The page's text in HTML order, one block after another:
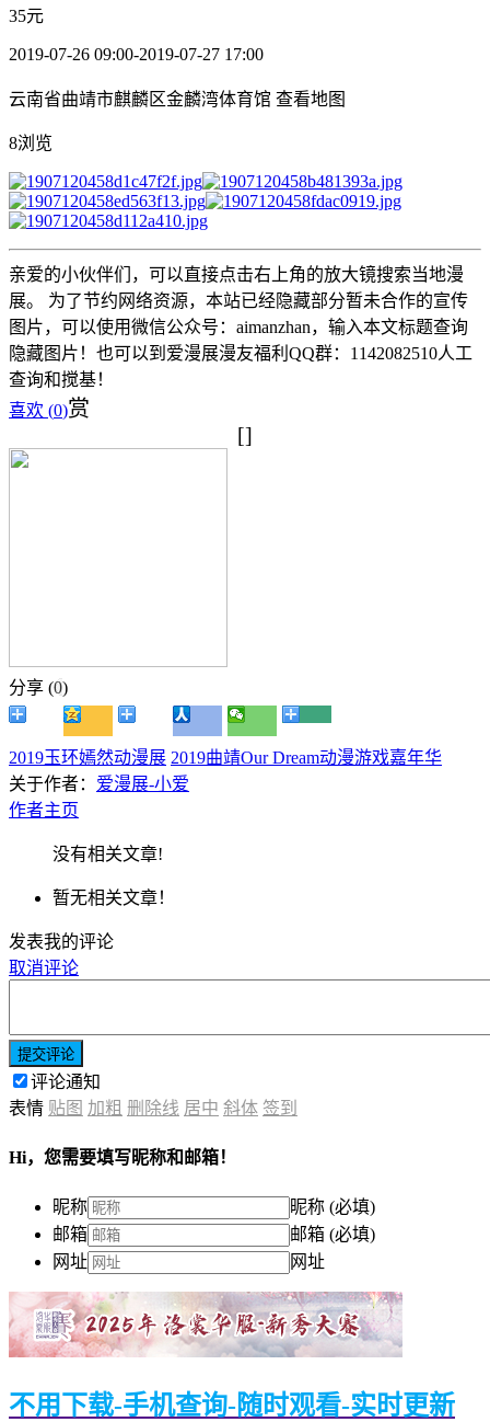
35元
2019-07-26 09:00-2019-07-27 17:00
云南省曲靖市麒麟区金麟湾体育馆 查看地图
8浏览
亲爱的小伙伴们，可以直接点击右上角的放大镜搜索当地漫
展。 为了节约网络资源，本站已经隐藏部分暂未合作的宣传
图片，可以使用微信公众号：aimanzhan，输入本文标题查询
隐藏图片！也可以到爱漫展漫友福利QQ群：1142082510人工
查询和搅基！
喜欢 (0)赏
[]
分享 (0)
2019玉环嫣然动漫展 2019曲靖Our Dream动漫游戏嘉年华
关于作者： 爱漫展-小爱
作者主页
没有相关文章!
暂无相关文章！
发表我的评论
取消评论
提交评论
评论通知
表情 贴图 加粗 删除线 居中 斜体 签到
Hi，您需要填写昵称和邮箱！
昵称
昵称 (必填)
邮箱
邮箱 (必填)
网址
网址
不用下载-手机查询-随时观看-实时更新